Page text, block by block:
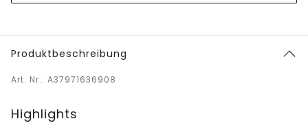
Produktbeschreibung
Art. Nr.: A37971636908
Highlights